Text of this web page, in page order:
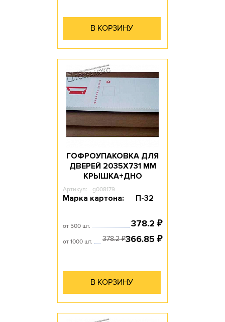
В КОРЗИНУ
ГОФРОУПАКОВКА ДЛЯ
ДВЕРЕЙ 2035Х731 ММ
КРЫШКА+ДНО
Артикул: g008179
Марка картона: П-32
от 500 шт. 378.2 ₽
от 1000 шт. 378.2₽366.85 ₽
В КОРЗИНУ